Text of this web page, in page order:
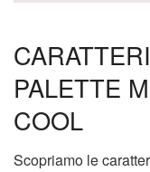
PALETTE
COOL
Scopriamo le